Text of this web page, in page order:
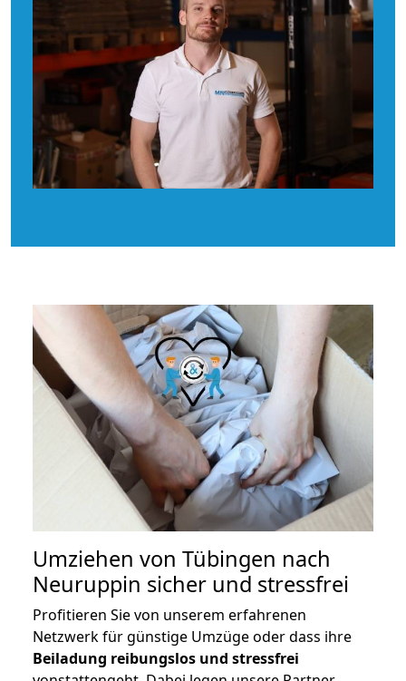
Umziehen von Tübingen nach
Neuruppin sicher und stressfrei
Profitieren Sie von unserem erfahrenen
Netzwerk für günstige Umzüge oder dass ihre
Beiladung reibungslos und stressfrei